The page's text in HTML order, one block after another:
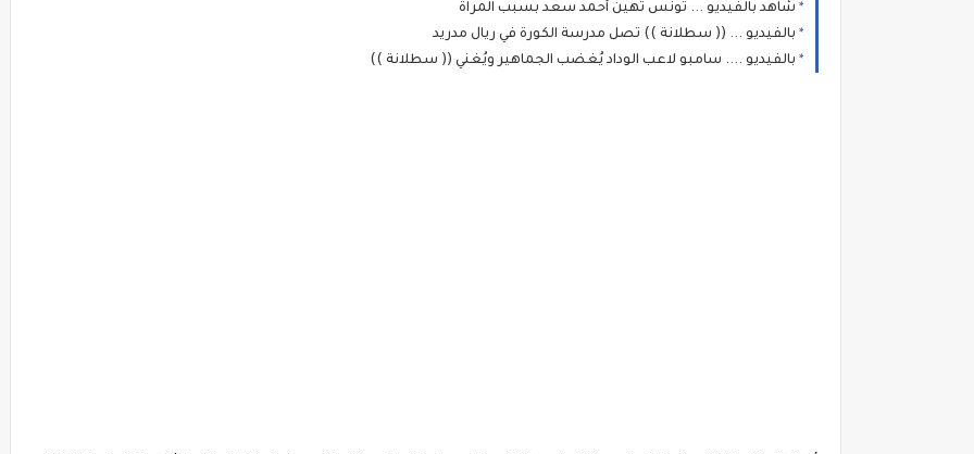
شاهد بالفيديو ... تونس تهين أحمد سعد بسبب المراة
بالفيديو ... (( سطلانة )) تصل مدرسة الكورة في ريال مدريد
بالفيديو .... سامبو لاعب الوداد يُغضب الجماهير ويُغني (( سطلانة ))